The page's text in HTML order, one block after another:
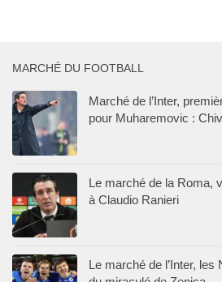
MARCHÉ DU FOOTBALL
Marché de l’Inter,
pour Muharemovic :
Le marché de la Roma,
à Claudio Ranieri
Le marché de l’Inter,